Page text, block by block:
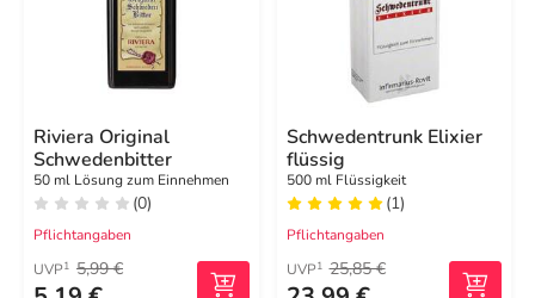
Riviera Original
Schwedenbitter
50 ml Lösung zum Einnehmen
(0)
Pflichtangaben
UVP1 5,99 €
Schwedentrunk Elixier
flüssig
500 ml Flüssigkeit
(1)
Pflichtangaben
UVP1 25,85 €